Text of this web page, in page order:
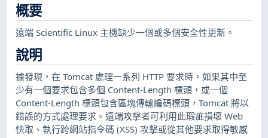
概要
遠端 Scientific Linux 主機缺少一個或多個安全性更新。
說明
據發現，在 Tomcat 處理一系列 HTTP 要求時，如果其中至
少有一個要求包含多個 Content-Length 標頭，或一個
Content-Length 標頭包含區塊傳輸編碼標頭，Tomcat 將以
錯誤的方式處理要求。遠端攻擊者可利用此瑕疵損壞 Web
快取、執行跨網站指令碼 (XSS) 攻擊或從其他要求取得敏感